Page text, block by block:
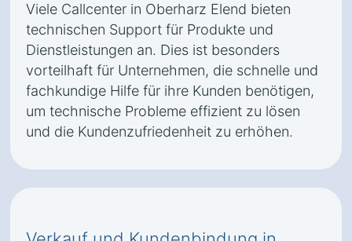
Viele Callcenter in Oberharz Elend bieten
technischen Support für Produkte und
Dienstleistungen an. Dies ist besonders
vorteilhaft für Unternehmen, die schnelle und
fachkundige Hilfe für ihre Kunden benötigen,
um technische Probleme effizient zu lösen
und die Kundenzufriedenheit zu erhöhen.